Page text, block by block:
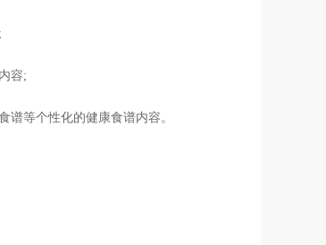
容;
等个性化的健康食谱内容。